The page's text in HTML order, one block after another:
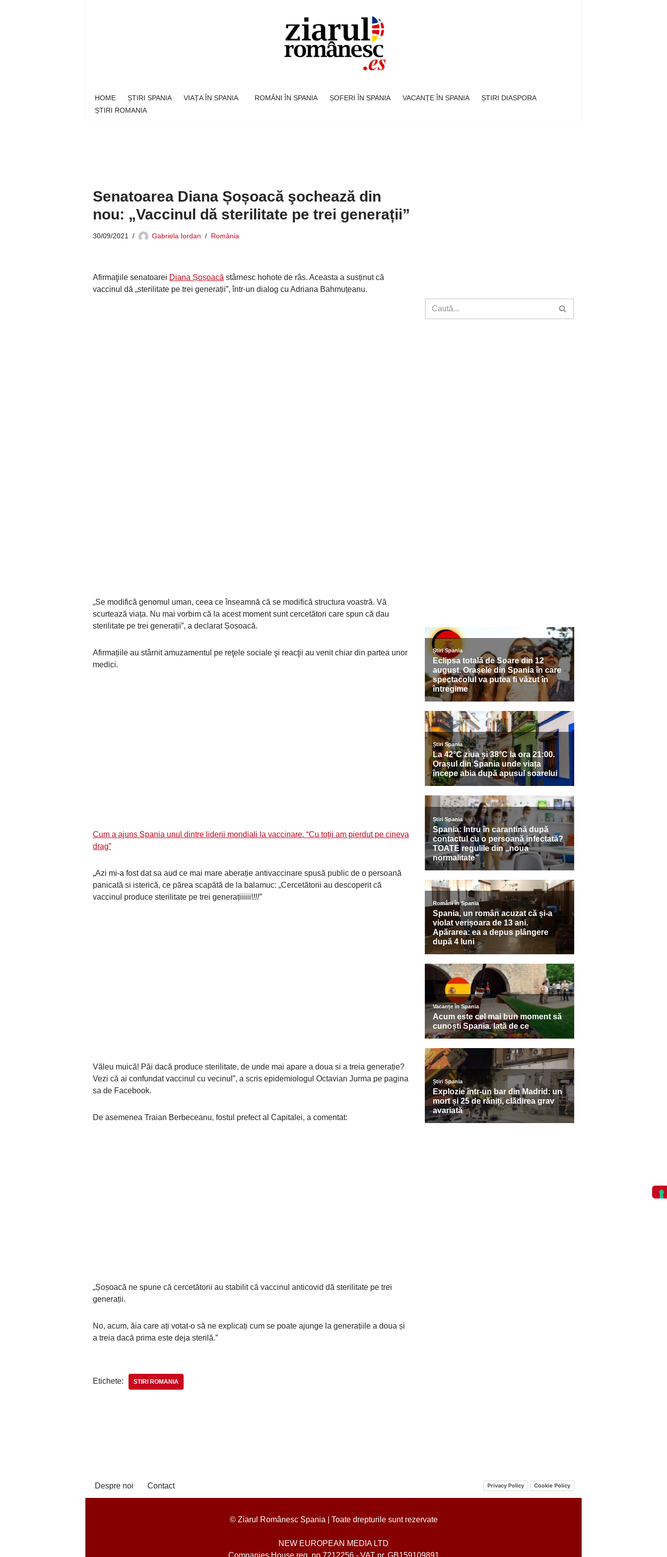
HOME ȘTIRI SPANIA VIAȚA ÎN SPANIA ROMÂNI ÎN SPANIA ȘOFERI ÎN SPANIA VACANȚE ÎN SPANIA
ȘTIRI DIASPORA
ȘTIRI ROMANIA
Senatoarea Diana Șoșoacă şochează din
nou: „Vaccinul dă sterilitate pe trei generații”
30/09/2021 Gabriela Iordan România
Afirmaţiile senatoarei Diana Șoșoacă stârnesc hohote de râs. Aceasta a susținut că
vaccinul dă „sterilitate pe trei generații”, într-un dialog cu Adriana Bahmuțeanu.
„Se modifică genomul uman, ceea ce înseamnă că se modifică structura voastră. Vă
scurtează viața. Nu mai vorbim că la acest moment sunt cercetători care spun că dau
sterilitate pe trei generații”, a declarat Șoșoacă.
Afirmațiile au stârnit amuzamentul pe reţele sociale şi reacţii au venit chiar din partea unor
medici.
Cum a ajuns Spania unul dintre liderii mondiali la vaccinare. “Cu toţii am pierdut pe cineva
drag”
„Azi mi-a fost dat sa aud ce mai mare aberație antivaccinare spusă public de o persoană
panicată si isterică, ce părea scapătă de la balamuc: „Cercetătorii au descoperit că
vaccinul produce sterilitate pe trei generațiiiiii!!!!”
Văleu muică! Păi dacă produce sterilitate, de unde mai apare a doua si a treia generație?
Vezi că ai confundat vaccinul cu vecinul”, a scris epidemiologul Octavian Jurma pe pagina
sa de Facebook.
De asemenea Traian Berbeceanu, fostul prefect al Capitalei, a comentat:
„Șoșoacă ne spune că cercetătorii au stabilit că vaccinul anticovid dă sterilitate pe trei
generații.
No, acum, ăia care ați votat-o să ne explicați cum se poate ajunge la generațiile a doua și
a treia dacă prima este deja sterilă.”
Etichete: STIRI ROMANIA
Despre noi Contact Privacy Policy Cookie Policy
© Ziarul Românesc Spania | Toate drepturile sunt rezervate
NEW EUROPEAN MEDIA LTD
Companies House reg. no.7212256 - VAT nr. GB159109891